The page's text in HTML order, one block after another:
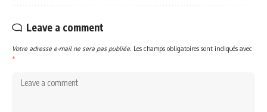
Leave a comment
Votre adresse e-mail ne sera pas publiée. Les champs obligatoires sont indiqués avec
*